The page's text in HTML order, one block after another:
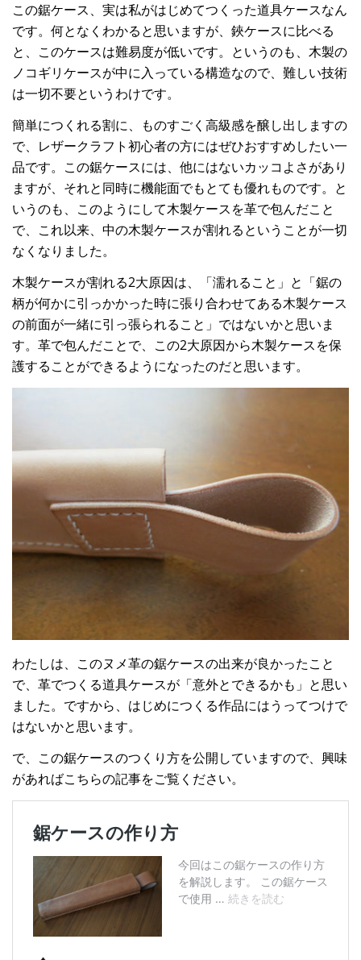
この鋸ケース、実は私がはじめてつくった道具ケースなん
です。何となくわかると思いますが、鋏ケースに比べる
と、このケースは難易度が低いです。というのも、木製の
ノコギリケースが中に入っている構造なので、難しい技術
は一切不要というわけです。
簡単につくれる割に、ものすごく高級感を醸し出しますの
で、レザークラフト初心者の方にはぜひおすすめしたい一
品です。この鋸ケースには、他にはないカッコよさがあり
ますが、それと同時に機能面でもとても優れものです。と
いうのも、このようにして木製ケースを革で包んだこと
で、これ以来、中の木製ケースが割れるということが一切
なくなりました。
木製ケースが割れる2大原因は、「濡れること」と「鋸の
柄が何かに引っかかった時に張り合わせてある木製ケース
の前面が一緒に引っ張られること」ではないかと思いま
す。革で包んだことで、この2大原因から木製ケースを保
護することができるようになったのだと思います。
わたしは、このヌメ革の鋸ケースの出来が良かったこと
で、革でつくる道具ケースが「意外とできるかも」と思い
ました。ですから、はじめにつくる作品にはうってつけで
はないかと思います。
で、この鋸ケースのつくり方を公開していますので、興味
があればこちらの記事をご覧ください。